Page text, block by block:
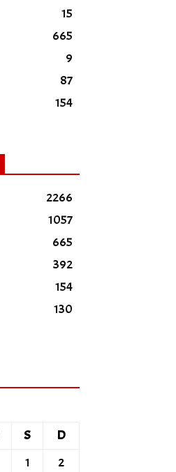
15
665
9
87
154
2266
1057
665
392
154
130
S
D
1
2